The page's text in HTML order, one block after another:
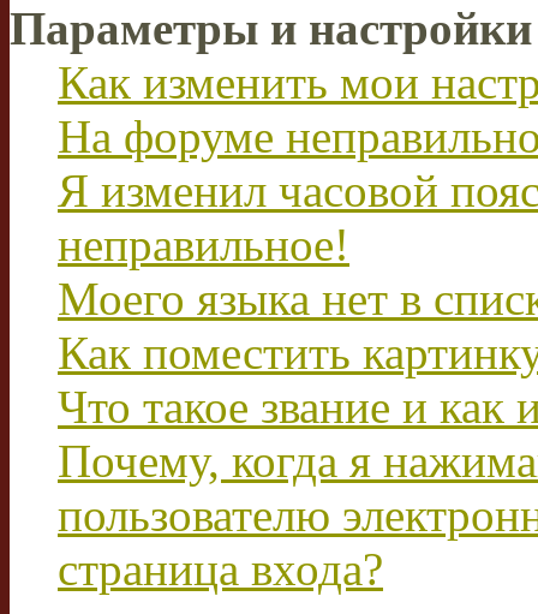
Параметры и настройки
Как изменить мои
На форуме
Я изменил часовой
неправильное!
Моего языка нет в
Как поместить
Что такое звание и как
Почему, когда я
пользователю
страница входа?